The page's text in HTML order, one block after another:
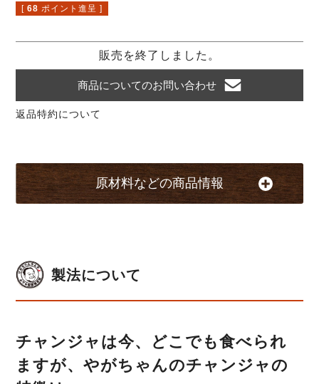
[ 68 ポイント進呈 ]
販売を終了しました。
商品についてのお問い合わせ
返品特約について
原材料などの商品情報
製法について
チャンジャは今、どこでも食べられ
ますが、やがちゃんのチャンジャの